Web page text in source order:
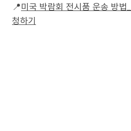
📍미국 박람회 전시품 운송 방법
청하기